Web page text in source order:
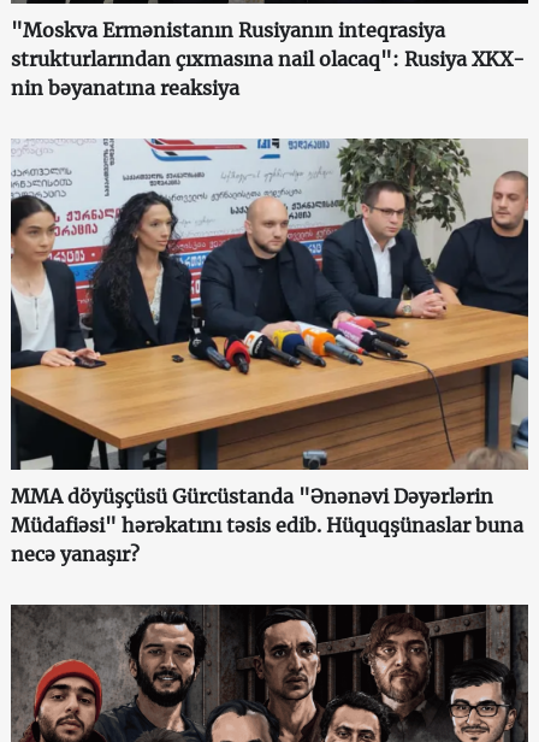
"Moskva Ermənistanın Rusiyanın inteqrasiya
strukturlarından çıxmasına nail olacaq": Rusiya XKX-
nin bəyanatına reaksiya
MMA döyüşçüsü Gürcüstanda "Ənənəvi Dəyərlərin
Müdafiəsi" hərəkatını təsis edib. Hüquqşünaslar buna
necə yanaşır?